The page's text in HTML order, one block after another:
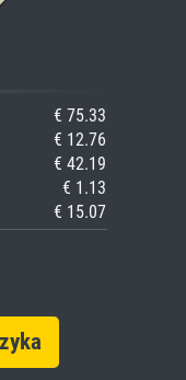
€ 75.33
€ 12.76
€ 42.19
€ 1.13
€ 15.07